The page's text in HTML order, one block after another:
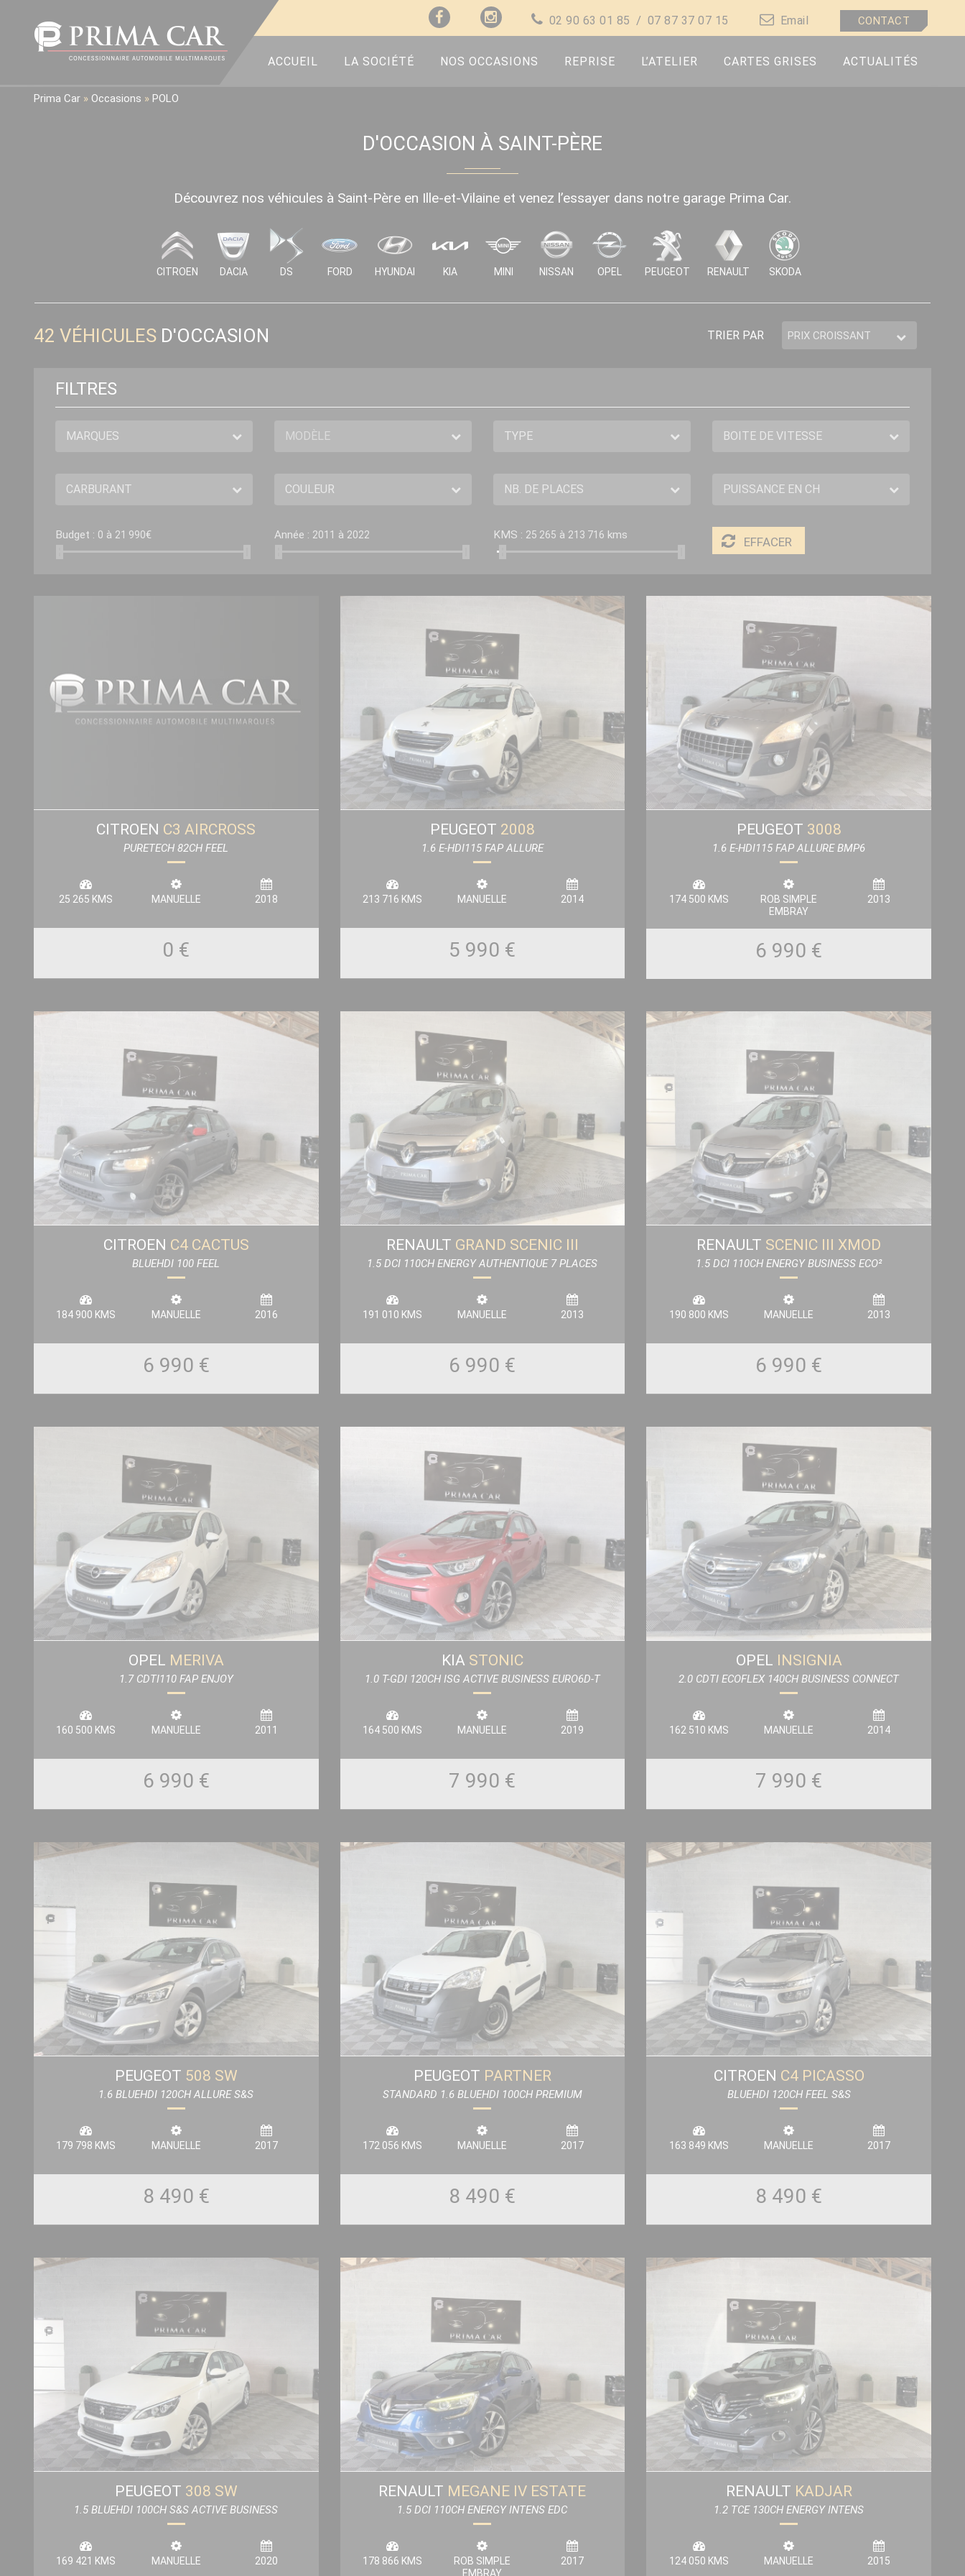
02 90 63 01 85 07 87 37 07 15 Email CONTACT
ACCUEIL LA SOCIÉTÉ NOS OCCASIONS REPRISE L’ATELIER CARTES GRISES ACTUALITÉS
Prima Car » Occasions » POLO
D'OCCASION À SAINT-PÈRE
Découvrez nos véhicules à Saint-Père en Ille-et-Vilaine et venez l’essayer dans notre garage Prima Car.
CITROEN DACIA DS FORD HYUNDAI KIA MINI NISSAN OPEL PEUGEOT RENAULT SKODA
42 VÉHICULES D'OCCASION TRIER PAR
FILTRES
Budget : 0 à 21 990€ Année : 2011 à 2022 KMS : 25 265 à 213 716 kms EFFACER
CITROEN C3 AIRCROSS
PURETECH 82CH FEEL
25 265 KMS MANUELLE 2018
0 €
PEUGEOT 2008
1.6 E-HDI115 FAP ALLURE
213 716 KMS MANUELLE 2014
5 990 €
PEUGEOT 3008
1.6 E-HDI115 FAP ALLURE BMP6
174 500 KMS
ROB SIMPLE
EMBRAY
2013
6 990 €
CITROEN C4 CACTUS
BLUEHDI 100 FEEL
184 900 KMS MANUELLE 2016
6 990 €
RENAULT GRAND SCENIC III
1.5 DCI 110CH ENERGY AUTHENTIQUE 7 PLACES
191 010 KMS MANUELLE 2013
6 990 €
RENAULT SCENIC III XMOD
1.5 DCI 110CH ENERGY BUSINESS ECO²
190 800 KMS MANUELLE 2013
6 990 €
OPEL MERIVA
1.7 CDTI110 FAP ENJOY
160 500 KMS MANUELLE 2011
6 990 €
KIA STONIC
1.0 T-GDI 120CH ISG ACTIVE BUSINESS EURO6D-T
164 500 KMS MANUELLE 2019
7 990 €
OPEL INSIGNIA
2.0 CDTI ECOFLEX 140CH BUSINESS CONNECT
START&STOP 5P
162 510 KMS MANUELLE 2014
7 990 €
PEUGEOT 508 SW
1.6 BLUEHDI 120CH ALLURE S&S
179 798 KMS MANUELLE 2017
8 490 €
PEUGEOT PARTNER
STANDARD 1.6 BLUEHDI 100CH PREMIUM
172 056 KMS MANUELLE 2017
8 490 €
CITROEN C4 PICASSO
BLUEHDI 120CH FEEL S&S
163 849 KMS MANUELLE 2017
8 490 €
PEUGEOT 308 SW
1.5 BLUEHDI 100CH S&S ACTIVE BUSINESS
169 421 KMS MANUELLE 2020
RENAULT MEGANE IV ESTATE
1.5 DCI 110CH ENERGY INTENS EDC
178 866 KMS
ROB SIMPLE
EMBRAY
2017
RENAULT KADJAR
1.2 TCE 130CH ENERGY INTENS
124 050 KMS MANUELLE 2015